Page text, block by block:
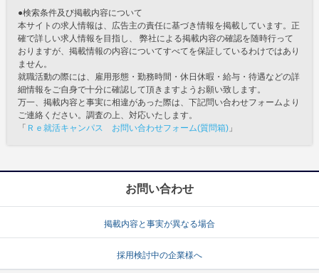
●検索条件及び掲載内容について
本サイトの求人情報は、広告主の責任に基づき情報を掲載しています。正
確で詳しい求人情報を目指し、 弊社による掲載内容の確認を随時行って
おりますが、掲載情報の内容についてすべてを保証しているわけではあり
ません。
就職活動の際には、雇用形態・勤務時間・休日休暇・給与・待遇などの詳
細情報をご自身で十分に確認して頂きますようお願い致します。
万一、掲載内容と事実に相違があった際は、下記問い合わせフォームより
ご連絡ください。調査の上、対応いたします。
「 Ｒｅ就活キャンパス お問い合わせフォーム(質問箱) 」
お問い合わせ
掲載内容と事実が異なる場合
採用検討中の企業様へ